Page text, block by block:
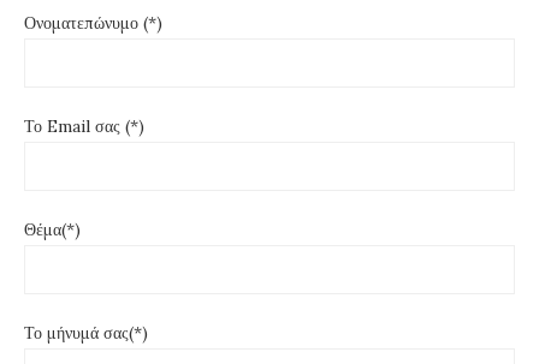
Ονοματεπώνυμο (*)
Το Email σας (*)
Θέμα(*)
Το μήνυμά σας(*)